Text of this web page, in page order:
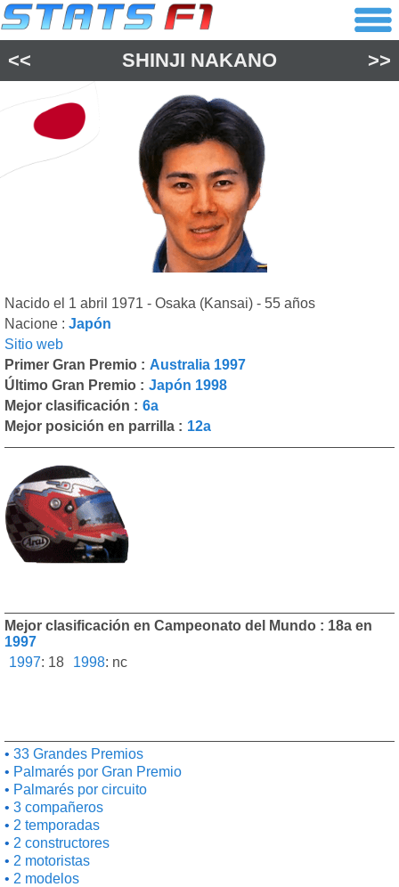
<< SHINJI NAKANO >>
Nacido el 1 abril 1971 - Osaka (Kansai) - 55 años
Nacione : Japón
Sitio web
Primer Gran Premio : Australia 1997
Último Gran Premio : Japón 1998
Mejor clasificación : 6a
Mejor posición en parrilla : 12a
Mejor clasificación en Campeonato del Mundo : 18a en
1997
1997: 18 1998: nc
33 Grandes Premios
Palmarés por Gran Premio
Palmarés por circuito
3 compañeros
2 temporadas
2 constructores
2 motoristas
2 modelos